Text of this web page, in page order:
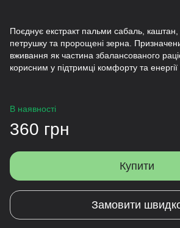
Поєднує екстракт пальми сабаль, каштан,
петрушку та пророщені зерна.
вживання як частина збалансованого
корисним у підтримці комфорту та
В наявності
360 грн
Купити
Замовити